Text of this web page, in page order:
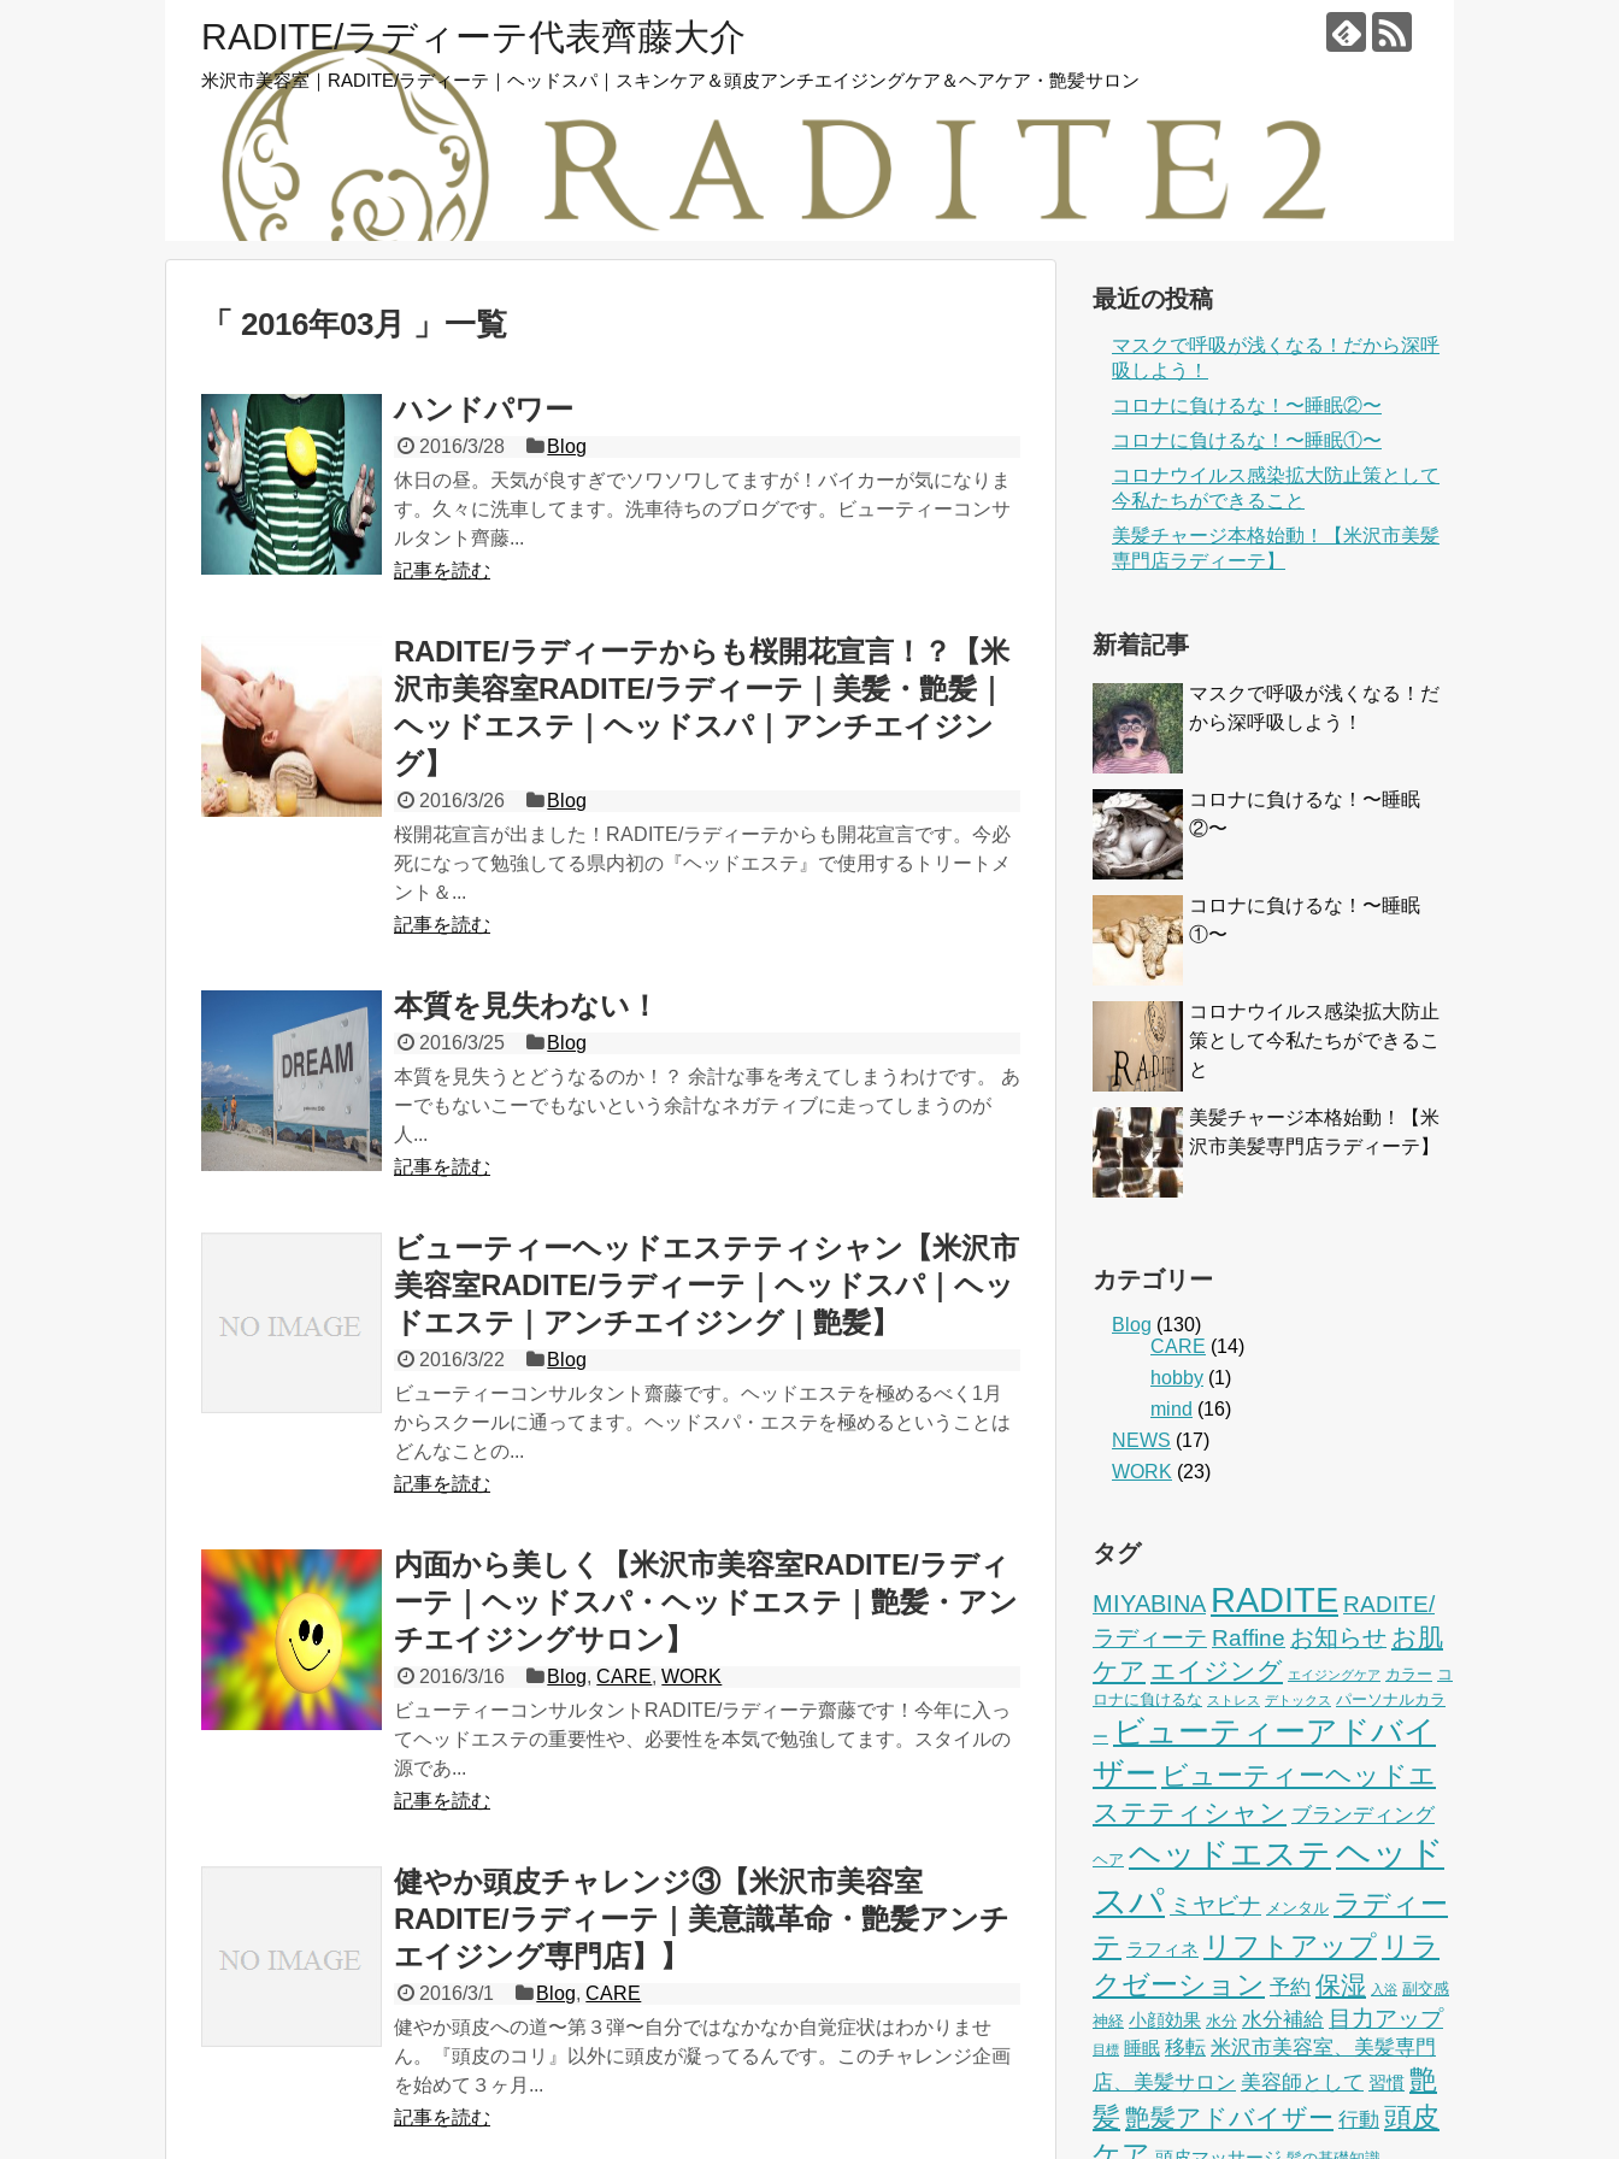
RADITE/ラディーテ代表齊藤大介
米沢市美容室｜RADITE/ラディーテ｜ヘッドスパ｜スキンケア＆頭皮アンチエイジングケア＆ヘアケア・艶髪サロン
「 2016年03月 」一覧
ハンドパワー
2016/3/28
Blog
休日の昼。天気が良すぎでソワソワしてますが！バイカーが気になりま
す。久々に洗車してます。洗車待ちのブログです。ビューティーコンサ
ルタント齊藤...
記事を読む
RADITE/ラディーテからも桜開花宣言！？【米
沢市美容室RADITE/ラディーテ｜美髪・艶髪｜
ヘッドエステ｜ヘッドスパ｜アンチエイジン
グ】
2016/3/26
Blog
桜開花宣言が出ました！RADITE/ラディーテからも開花宣言です。今必
死になって勉強してる県内初の『ヘッドエステ』で使用するトリートメ
ント＆...
記事を読む
本質を見失わない！
2016/3/25
Blog
本質を見失うとどうなるのか！？ 余計な事を考えてしまうわけです。 あ
ーでもないこーでもないという余計なネガティブに走ってしまうのが
人...
記事を読む
ビューティーヘッドエステティシャン【米沢市
美容室RADITE/ラディーテ｜ヘッドスパ｜ヘッ
ドエステ｜アンチエイジング｜艶髪】
2016/3/22
Blog
ビューティーコンサルタント齋藤です。ヘッドエステを極めるべく1月
からスクールに通ってます。ヘッドスパ・エステを極めるということは
どんなことの...
記事を読む
内面から美しく【米沢市美容室RADITE/ラディ
ーテ｜ヘッドスパ・ヘッドエステ｜艶髪・アン
チエイジングサロン】
2016/3/16 Blog,CARE,WORK
ビューティーコンサルタントRADITE/ラディーテ齋藤です！今年に入っ
てヘッドエステの重要性や、必要性を本気で勉強してます。スタイルの
源であ...
記事を読む
健やか頭皮チャレンジ③【米沢市美容室
RADITE/ラディーテ｜美意識革命・艶髪アンチ
エイジング専門店】】
2016/3/1 Blog,CARE
健やか頭皮への道〜第３弾〜自分ではなかなか自覚症状はわかりませ
ん。『頭皮のコリ』以外に頭皮が凝ってるんです。このチャレンジ企画
を始めて３ヶ月...
記事を読む
最近の投稿
マスクで呼吸が浅くなる！だから深呼
吸しよう！
コロナに負けるな！〜睡眠②〜
コロナに負けるな！〜睡眠①〜
コロナウイルス感染拡大防止策として
今私たちができること
美髪チャージ本格始動！【米沢市美髪
専門店ラディーテ】
新着記事
マスクで呼吸が浅くなる！だ
から深呼吸しよう！
コロナに負けるな！〜睡眠
②〜
コロナに負けるな！〜睡眠
①〜
コロナウイルス感染拡大防止
策として今私たちができるこ
と
美髪チャージ本格始動！【米
沢市美髪専門店ラディーテ】
カテゴリー
Blog (130)
CARE (14)
hobby (1)
mind (16)
NEWS (17)
WORK (23)
タグ
MIYABINA RADITE RADITE/
ラディーテ Raffine お知らせ お肌
ケア エイジング エイジングケア カラー コ
ロナに負けるな ストレス デトックス パーソナルカラ
ー
ビューティーアドバイ
ザー ビューティーヘッドエ
ステティシャン ブランディング
ヘア ヘッドエステ ヘッド
スパ ミヤビナ メンタル ラディー
テ ラフィネ リフトアップ リラ
クゼーション 予約 保湿 入浴 副交感
神経 小顔効果 水分 水分補給 目力アップ
目標 睡眠 移転 米沢市美容室、美髪専門
店、美髪サロン 美容師として 習慣 艶
髪 艶髪アドバイザー 行動 頭皮